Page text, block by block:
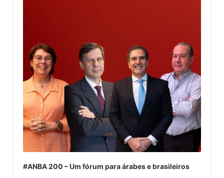
#ANBA 200 – Um fórum para árabes e brasileiros